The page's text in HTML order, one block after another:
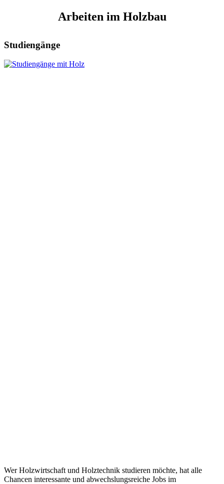
Arbeiten im Holzbau
Studiengänge
Wer Holzwirtschaft und Holztechnik studieren möchte, hat alle
Chancen interessante und abwechslungsreiche Jobs im